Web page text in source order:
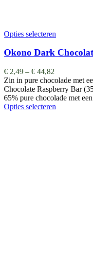
Opties selecteren
Okono Dark
€ 2,49 – € 44,82
Zin in pure chocolade met
Chocolate Raspberry Bar
65% pure chocolade met
Opties selecteren